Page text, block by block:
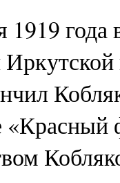
1919 года
«Красный